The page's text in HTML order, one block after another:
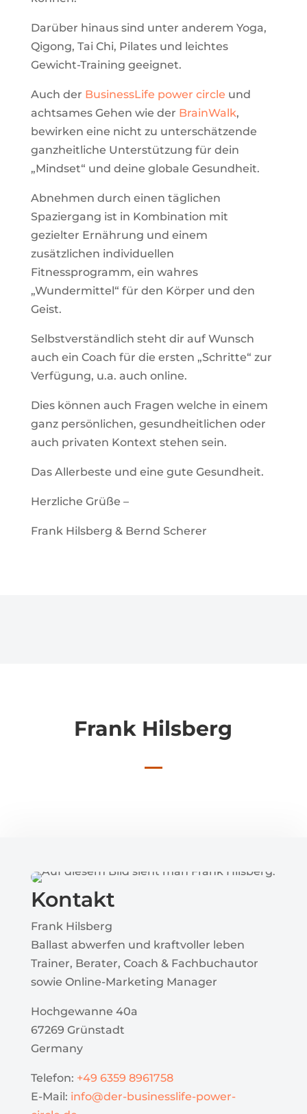
Darüber hinaus sind unter anderem Yoga,
Qigong, Tai Chi, Pilates und leichtes
Gewicht-Training geeignet.
Auch der BusinessLife power circle und
achtsames Gehen wie der BrainWalk,
bewirken eine nicht zu unterschätzende
ganzheitliche Unterstützung für dein
„Mindset“ und deine globale Gesundheit.
Abnehmen durch einen täglichen
Spaziergang ist in Kombination mit
gezielter Ernährung und einem
zusätzlichen individuellen
Fitnessprogramm, ein wahres
„Wundermittel“ für den Körper und den
Geist.
Selbstverständlich steht dir auf Wunsch
auch ein Coach für die ersten „Schritte“ zur
Verfügung, u.a. auch online.
Dies können auch Fragen welche in einem
ganz persönlichen, gesundheitlichen oder
auch privaten Kontext stehen sein.
Das Allerbeste und eine gute Gesundheit.
Herzliche Grüße –
Frank Hilsberg & Bernd Scherer
Frank Hilsberg
Kontakt
Frank Hilsberg
Ballast abwerfen und kraftvoller leben
Trainer, Berater, Coach & Fachbuchautor
sowie Online-Marketing Manager
Hochgewanne 40a
67269 Grünstadt
Germany
Telefon: +49 6359 8961758
E-Mail: info@der-businesslife-power-